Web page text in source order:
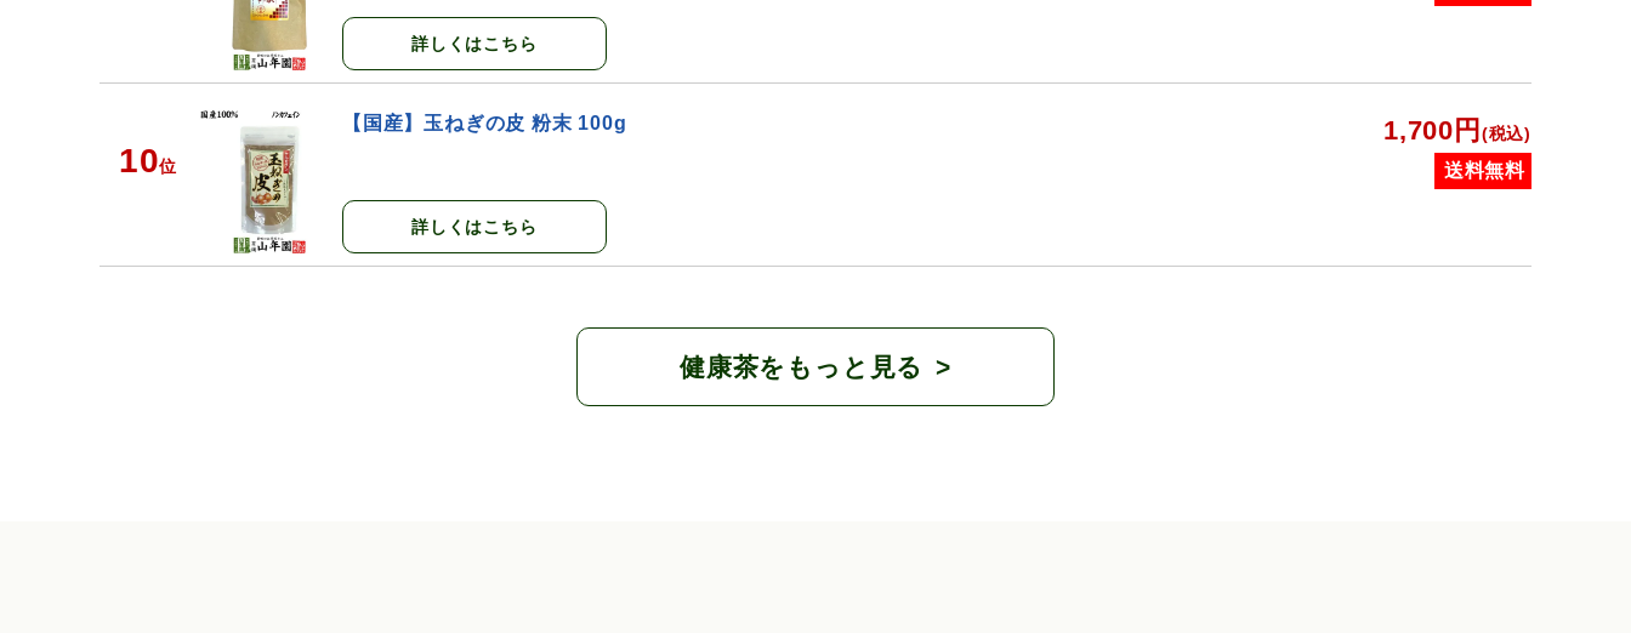
詳しくはこちら
10位
【国産】玉ねぎの皮 粉末 100g
詳しくはこちら
1,700円 (税込)
送料無料
健康茶をもっと見る